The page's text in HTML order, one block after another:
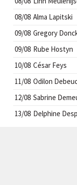
08/08 Alma Lapitski
09/08 Gregory
09/08 Rube Hostyn
10/08 César Feys
11/08 Odilon
12/08 Sabrine
13/08 Delphine